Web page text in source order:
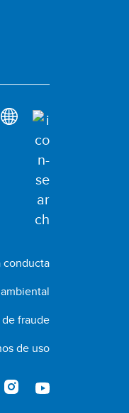
conducta
fraude
de uso